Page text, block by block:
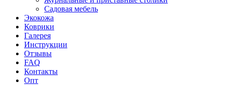
Садовая мебель
Экокожа
Коврики
Галерея
Инструкции
Отзывы
FAQ
Контакты
Опт